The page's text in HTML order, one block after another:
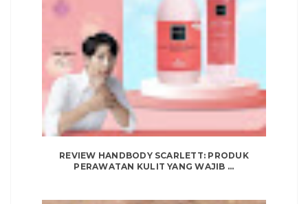
REVIEW HANDBODY SCARLETT: PRODUK
PERAWATAN KULIT YANG WAJIB ...